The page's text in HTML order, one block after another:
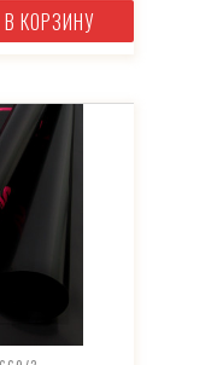
В КОРЗИНУ